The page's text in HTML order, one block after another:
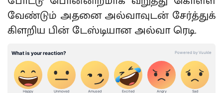
வேண்டும் அதனை அல்வாவுடன் சேர்த்துக்
கிளறிய பின் டேஸ்டியான அல்வா ரெடி.